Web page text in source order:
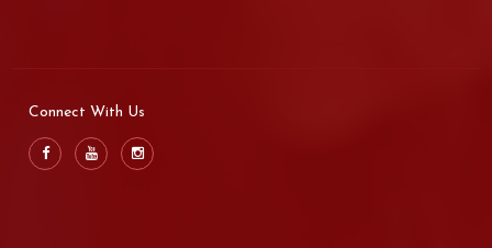
Connect With Us